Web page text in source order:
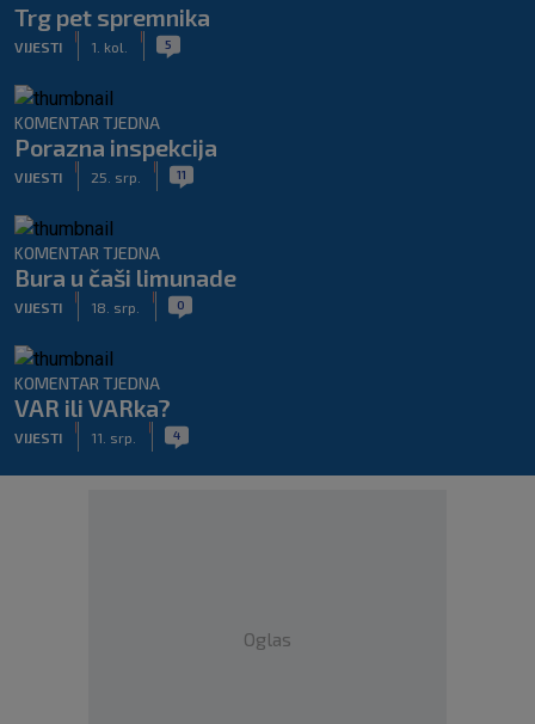
Trg pet spremnika
VIJESTI 1. kol. 5
KOMENTAR TJEDNA
Porazna inspekcija
VIJESTI 25. srp. 11
KOMENTAR TJEDNA
Bura u čaši limunade
VIJESTI 18. srp. 0
KOMENTAR TJEDNA
VAR ili VARka?
VIJESTI 11. srp. 4
Oglas